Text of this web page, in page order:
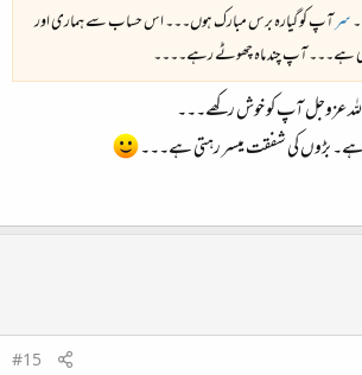
سرآپ کو گیارہ برس مبارک ہوں۔۔۔ اس حساب سے ہماری اور
ہے۔۔۔ آپ چند ماہ چھوٹے رہے۔۔۔۔
عزوجل آپ کو خوش رکھے۔۔۔
بڑوں کی شفقت میسر رہتی ہے۔۔۔
#15